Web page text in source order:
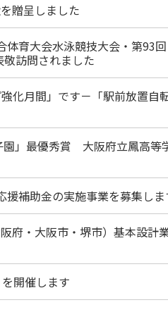
贈呈しました
育大会水泳競技大会・第93
訪問されました
月間」です－「駅前放置自
」最優秀賞 大阪府立鳳高等
補助金の実施事業を募集しま
・大阪市・堺市）基本設計
開催します